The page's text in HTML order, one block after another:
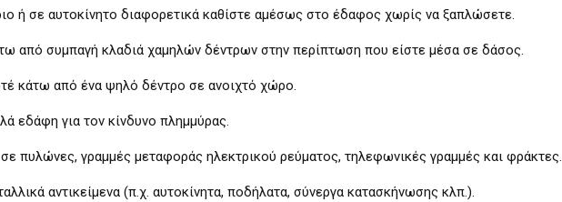
σε αυτοκίνητο διαφορετικά καθίστε αμέσως στο έδαφος χωρίς να ξαπλώσετε.
συμπαγή κλαδιά χαμηλών δέντρων στην περίπτωση που είστε μέσα σε δάσος.
από ένα ψηλό δέντρο σε ανοιχτό χώρο.
για τον κίνδυνο πλημμύρας.
γραμμές μεταφοράς ηλεκτρικού ρεύματος, τηλεφωνικές γραμμές και φράκτες.
αντικείμενα (π.χ. αυτοκίνητα, ποδήλατα, σύνεργα κατασκήνωσης κλπ.).